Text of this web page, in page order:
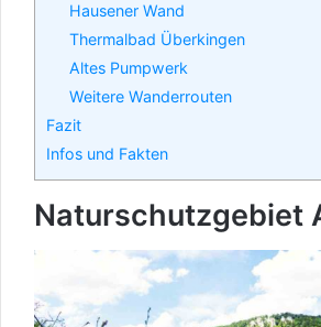
Hausener Wand
Thermalbad Überkingen
Altes Pumpwerk
Weitere Wanderrouten
Fazit
Infos und Fakten
Naturschutzgebiet